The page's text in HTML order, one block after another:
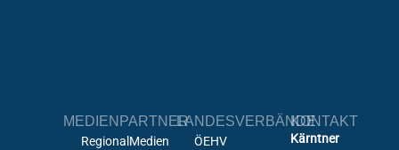
MEDIENPARTNER
RegionalMedien
LANDESVERBÄNDE
ÖEHV
KONTAKT
Kärntner